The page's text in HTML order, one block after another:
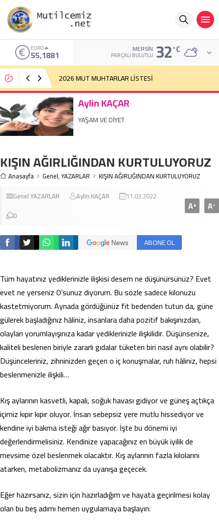
EURO
55,1881 MERSIN
PARÇALI BULUTLU 32°C
2026 MUT MUHTARLAR LİSTESİ
Aylin KAÇAR
YAŞAM VE DİYET
KIŞIN AĞIRLIĞINDAN KURTULUYORUZ
Anasayfa Genel,YAZARLAR
KIŞIN AĞIRLIĞINDAN KURTULUYORUZ
GenelYAZARLAR Aylin KAÇAR
11.03.2022
0
A+ A-
ABONE OL
Tüm hayatınız yediklerinizle ilişkisi desem ne düşünürsünüz? Evet
evet ne yerseniz O’sunuz diyorum. Bu sözle sadece kilonuzu
kastetmiyorum. Aynada gördüğünüz fit bedenden tutun da, güne
gülerek başladığınız hâliniz, insanlara daha pozitif bakışınızdan,
olayları yorumlayışınıza kadar yediklerinizle ilişkilidir. Düşünsenize,
kaliteli beslenen biriyle zararlı gıdalar tüketen biri nasıl aynı olabilir?
Düşünceleriniz, zihninizden geçen o iç konuşmalar, ruh hâliniz, hepsi
beslenmenizle ilişkili…
Kış aylarının kasvetli, kapalı, soğuk havası gidiyor ve güneş açtıkça
içimiz kıpır kıpır oluyor. İnsan sebepsiz yere mutlu hissediyor ve
kendine iyi bakma isteği ağır basıyor. İşte bu dönemi iyi
değerlendirmelisiniz. Kendinize yapacağınız en büyük iyilik de
mevsime özel beslenmek olacaktır. Kış aylarının fazla kilolarını
atarken, metabolizmanız da uyanışa geçecek.
Eğer hazırsanız, sizin için hazırladığım ve hayata geçirilmesi kolay
olan bu beş adımı hemen uygulamaya başlayın: